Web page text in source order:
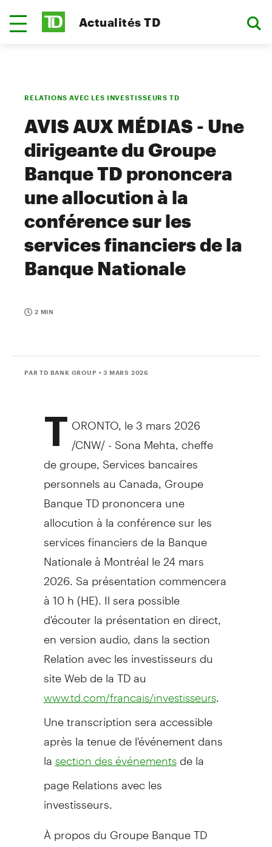
Actualités TD
RELATIONS AVEC LES INVESTISSEURS TD
AVIS AUX MÉDIAS - Une
dirigeante du Groupe
Banque TD prononcera
une allocution à la
conférence sur les
services financiers de la
Banque Nationale
2 MIN
PAR TD BANK GROUP • 3 MARS 2026
T ORONTO le 3 mars 2026
/CNW/ - Sona Mehta, cheffe
de groupe, Services bancaires
personnels au Canada , Groupe
Banque TD prononcera une
allocution à la conférence sur les
services financiers de la Banque
Nationale à Montréal le 24 mars
2026. Sa présentation commencera
à 10 h (HE). Il sera possible
d'écouter la présentation en direct,
en version audio, dans la section
Relation avec les investisseurs du
site Web de la TD au
www.td.com/francais/investisseurs.
Une transcription sera accessible
après la tenue de l'événement dans
la section des événementsde la
page Relations avec les
investisseurs.
À propos du Groupe Banque TD